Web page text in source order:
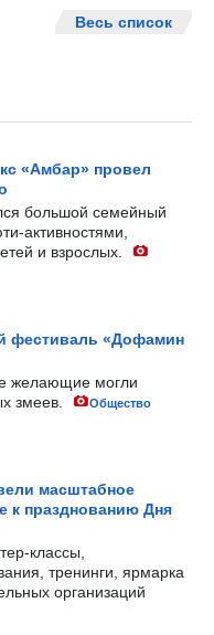
Весь список
«Амбар» провел
большой семейный
активностями,
и взрослых.
фестиваль «Дофамин
желающие могли
змеев.
Общество
масштабное
к празднованию Дня
классы,
тренинги, ярмарка
организаций